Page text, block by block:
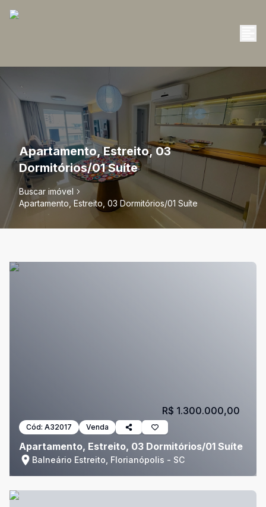
Apartamento, Estreito, 03
Dormitórios/01 Suíte
Buscar imóvel
Apartamento, Estreito, 03 Dormitórios/01 Suíte
Cód: A32017 Venda
Apartamento, Estreito, 03 Dormitórios/01 Suíte
Balneário Estreito, Florianópolis - SC
R$ 1.300.000,00